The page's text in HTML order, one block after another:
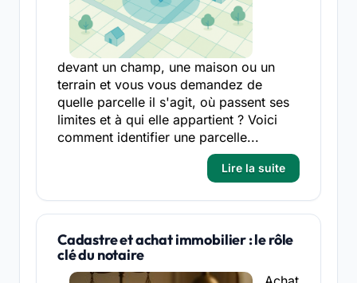
devant un champ, une maison ou un
terrain et vous vous demandez de
quelle parcelle il s'agit, où passent ses
limites et à qui elle appartient ? Voici
comment identifier une parcelle...
Lire la suite
Cadastre et achat immobilier : le rôle
clé du notaire